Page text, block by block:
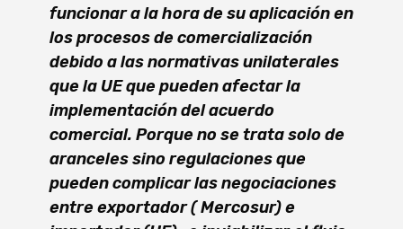
funcionar a la hora de su aplicación en
los procesos de comercialización
debido a las normativas unilaterales
que la UE que pueden afectar la
implementación del acuerdo
comercial. Porque no se trata solo de
aranceles sino regulaciones que
pueden complicar las negociaciones
entre exportador ( Mercosur) e